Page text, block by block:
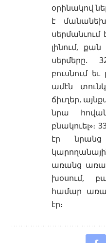
օրինակով
է
սերմանւում
լինում,
սերմերը.
բուսնում
ամէն
ճիւղեր,
նրա
բնակուել»։
էր
առանց
խօսում,
համար
էր։